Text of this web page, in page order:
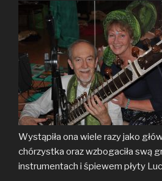
Wystąpiła ona wiele razy jako
chórzystka oraz wzbogaciła swą
instrumentach i śpiewem płyty